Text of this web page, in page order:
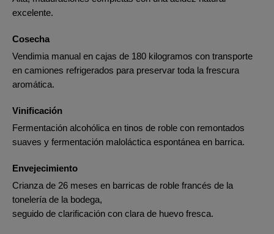
excelente.
Cosecha
Vendimia manual en cajas de 180 kilogramos con transporte
en camiones refrigerados para preservar toda la frescura
aromática.
Vinificación
Fermentación alcohólica en tinos de roble con remontados
suaves y fermentación maloláctica espontánea en barrica.
Envejecimiento
Crianza de 26 meses en barricas de roble francés de la
tonelería de la bodega,
seguido de clarificación con clara de huevo fresca.